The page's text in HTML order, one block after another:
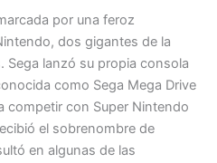
por una feroz
dos gigantes de la
Sega lanzó su propia consola
como Sega Mega Drive
competir con Super Nintendo
el sobrenombre de
en algunas de las